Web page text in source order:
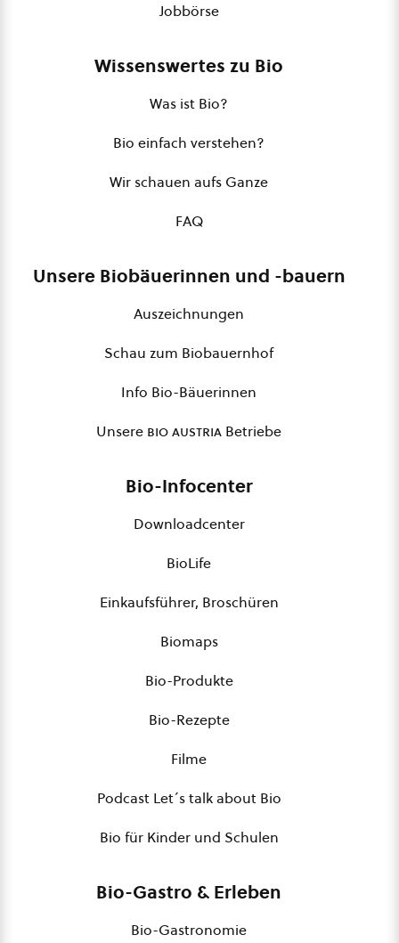
Jobbörse
Wissenswertes zu Bio
Was ist Bio?
Bio einfach verstehen?
Wir schauen aufs Ganze
FAQ
Unsere Biobäuerinnen und -bauern
Auszeichnungen
Schau zum Biobauernhof
Info Bio-Bäuerinnen
Unsere bio austria Betriebe
Bio-Infocenter
Downloadcenter
BioLife
Einkaufsführer, Broschüren
Biomaps
Bio-Produkte
Bio-Rezepte
Filme
Podcast Let´s talk about Bio
Bio für Kinder und Schulen
Bio-Gastro & Erleben
Bio-Gastronomie